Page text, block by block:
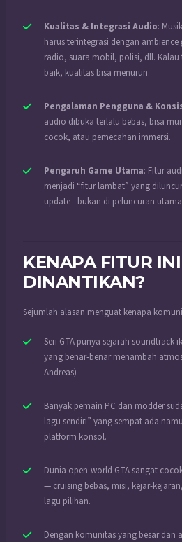
Kualitas & Integrasi Audio:
harus terintegrasi dengan
radio, suara mobil, polisi, dll.
baik, kualitas bisa menurun.
Pengalaman Pengguna &
audio dibuka terlalu bebas, bisa
cocok, atau pemecahan immersi.
Pengaruh Game Utama: Fitur
menjadi “fitur lambat” yang
update—bukan di peluncuran
KENAPA FITUR
DINANTIKAN?
Sejumlah alasan menguat kenapa
Seri GTA punya sejarah
yang benar‐benar menambah
Andreas)
Banyak pemain PC dan modder
lagu sendiri” yang sempat ada
platform konsol.
Dunia open-world GTA sangat
— cruising bebas, misi, kejar-
lagu pilihan.
Dengan komunitas yang besar dan